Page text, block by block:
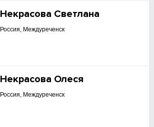
Некрасова Светлана
Россия, Междуреченск
Некрасова Олеся
Россия, Междуреченск